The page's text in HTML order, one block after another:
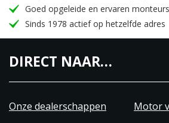
Goed opgeleide en ervaren monteurs
Sinds 1978 actief op hetzelfde adres
DIRECT NAAR…
Onze dealerschappen
Motor